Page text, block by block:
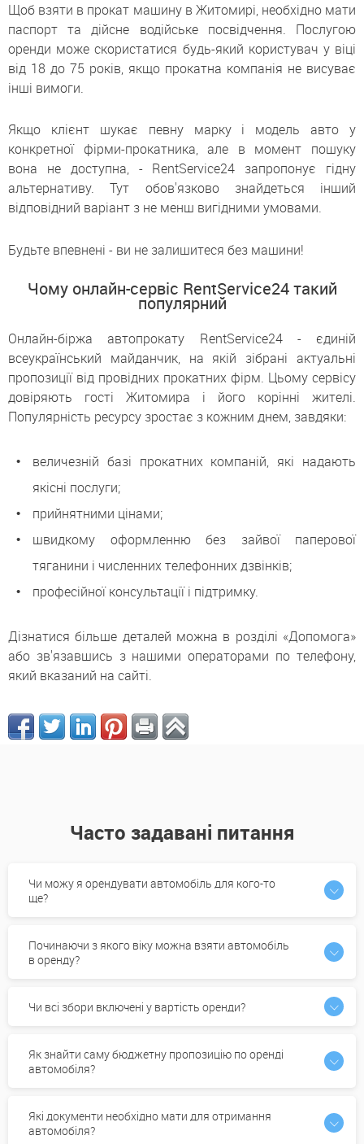
Щоб взяти в прокат машину в Житомирі, необхідно мати
паспорт та дійсне водійське посвідчення. Послугою
оренди може скористатися будь-який користувач у віці
від 18 до 75 років, якщо прокатна компанія не висуває
інші вимоги.
Якщо клієнт шукає певну марку і модель авто у
конкретної фірми-прокатника, але в момент пошуку
вона не доступна, - RentService24 запропонує гідну
альтернативу. Тут обов'язково знайдеться інший
відповідний варіант з не менш вигідними умовами.
Будьте впевнені - ви не залишитеся без машини!
Чому онлайн-сервіс RentService24 такий
популярний
Онлайн-біржа автопрокату RentService24 - єдиній
всеукраїнський майданчик, на якій зібрані актуальні
пропозиції від провідних прокатних фірм. Цьому сервісу
довіряють гості Житомира і його корінні жителі.
Популярність ресурсу зростає з кожним днем, завдяки:
величезній базі прокатних компаній, які надають
якісні послуги;
прийнятними цінами;
швидкому оформленню без зайвої паперової
тяганини і численних телефонних дзвінків;
професійної консультації і підтримку.
Дізнатися більше деталей можна в розділі «Допомога»
або зв'язавшись з нашими операторами по телефону,
який вказаний на сайті.
Часто задавані питання
Чи можу я орендувати автомобіль для кого-то
ще?
Починаючи з якого віку можна взяти автомобіль
в оренду?
Чи всі збори включені у вартість оренди?
Як знайти саму бюджетну пропозицію по оренді
автомобіля?
Які документи необхідно мати для отримання
автомобіля?